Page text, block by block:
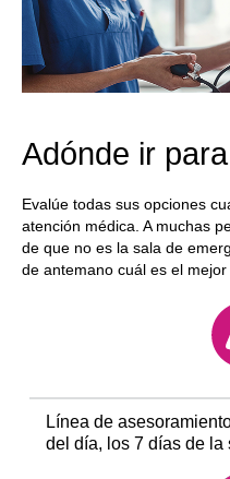
Adónde ir
Evalúe todas sus opciones
atención médica. A muchas
de que no es la sala de
de antemano cuál es el
Línea de
del día, los 7 días de la